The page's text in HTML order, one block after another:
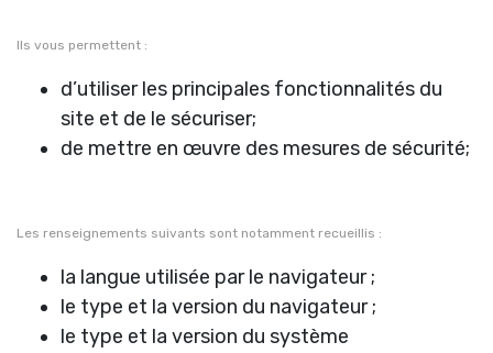
Ils vous permettent :
d’utiliser les principales fonctionnalités du
site et de le sécuriser;
de mettre en œuvre des mesures de sécurité;
Les renseignements suivants sont notamment recueillis :
la langue utilisée par le navigateur ;
le type et la version du navigateur ;
le type et la version du système